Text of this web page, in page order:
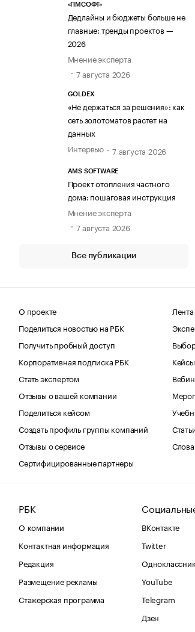
«ПМСОФТ»
Дедлайны и бюджеты больше не
главные: тренды проектов —
2026
Мнение эксперта
7 августа 2026
GOLDEX
«Не держаться за решения»: как
сеть золотоматов растет на
данных
Интервью
7 августа 2026
AMS SOFTWARE
Проект отопления частного
дома: пошаговая инструкция
Мнение эксперта
7 августа 2026
Все публикации
О проекте
Поделиться новостью на РБК
Получить пробный доступ
Корпоративная подписка РБК
Стать экспертом
Отзывы о вашей компании
Поделиться кейсом
Создать профиль группы компаний
Отзывы о сервисе
Сертифицированные партнеры
Кейсы
РБК
О компании
Контактная информация
Редакция
Размещение рекламы
Стажерская программа
ВКонтакте
Twitter
YouTube
Telegram
Дзен